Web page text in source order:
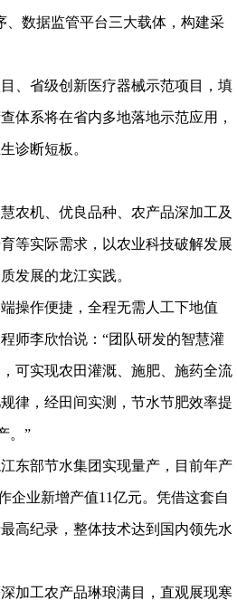
、数据监管平台三大载体，构建采
、省级创新医疗器械示范项目，填
体系将在省内多地落地示范应用，
诊断短板。
农机、优良品种、农产品深加工及
等实际需求，以农业科技破解发展
发展的龙江实践。
操作便捷，全程无需人工下地值
师李欣怡说：“团队研发的智慧灌
可实现农田灌溉、施肥、施药全流
律，经田间实测，节水节肥效率提
。”
东部节水集团实现量产，目前年产
企业新增产值11亿元。凭借这套自
高纪录，整体技术达到国内领先水
加工农产品琳琅满目，直观展现寒